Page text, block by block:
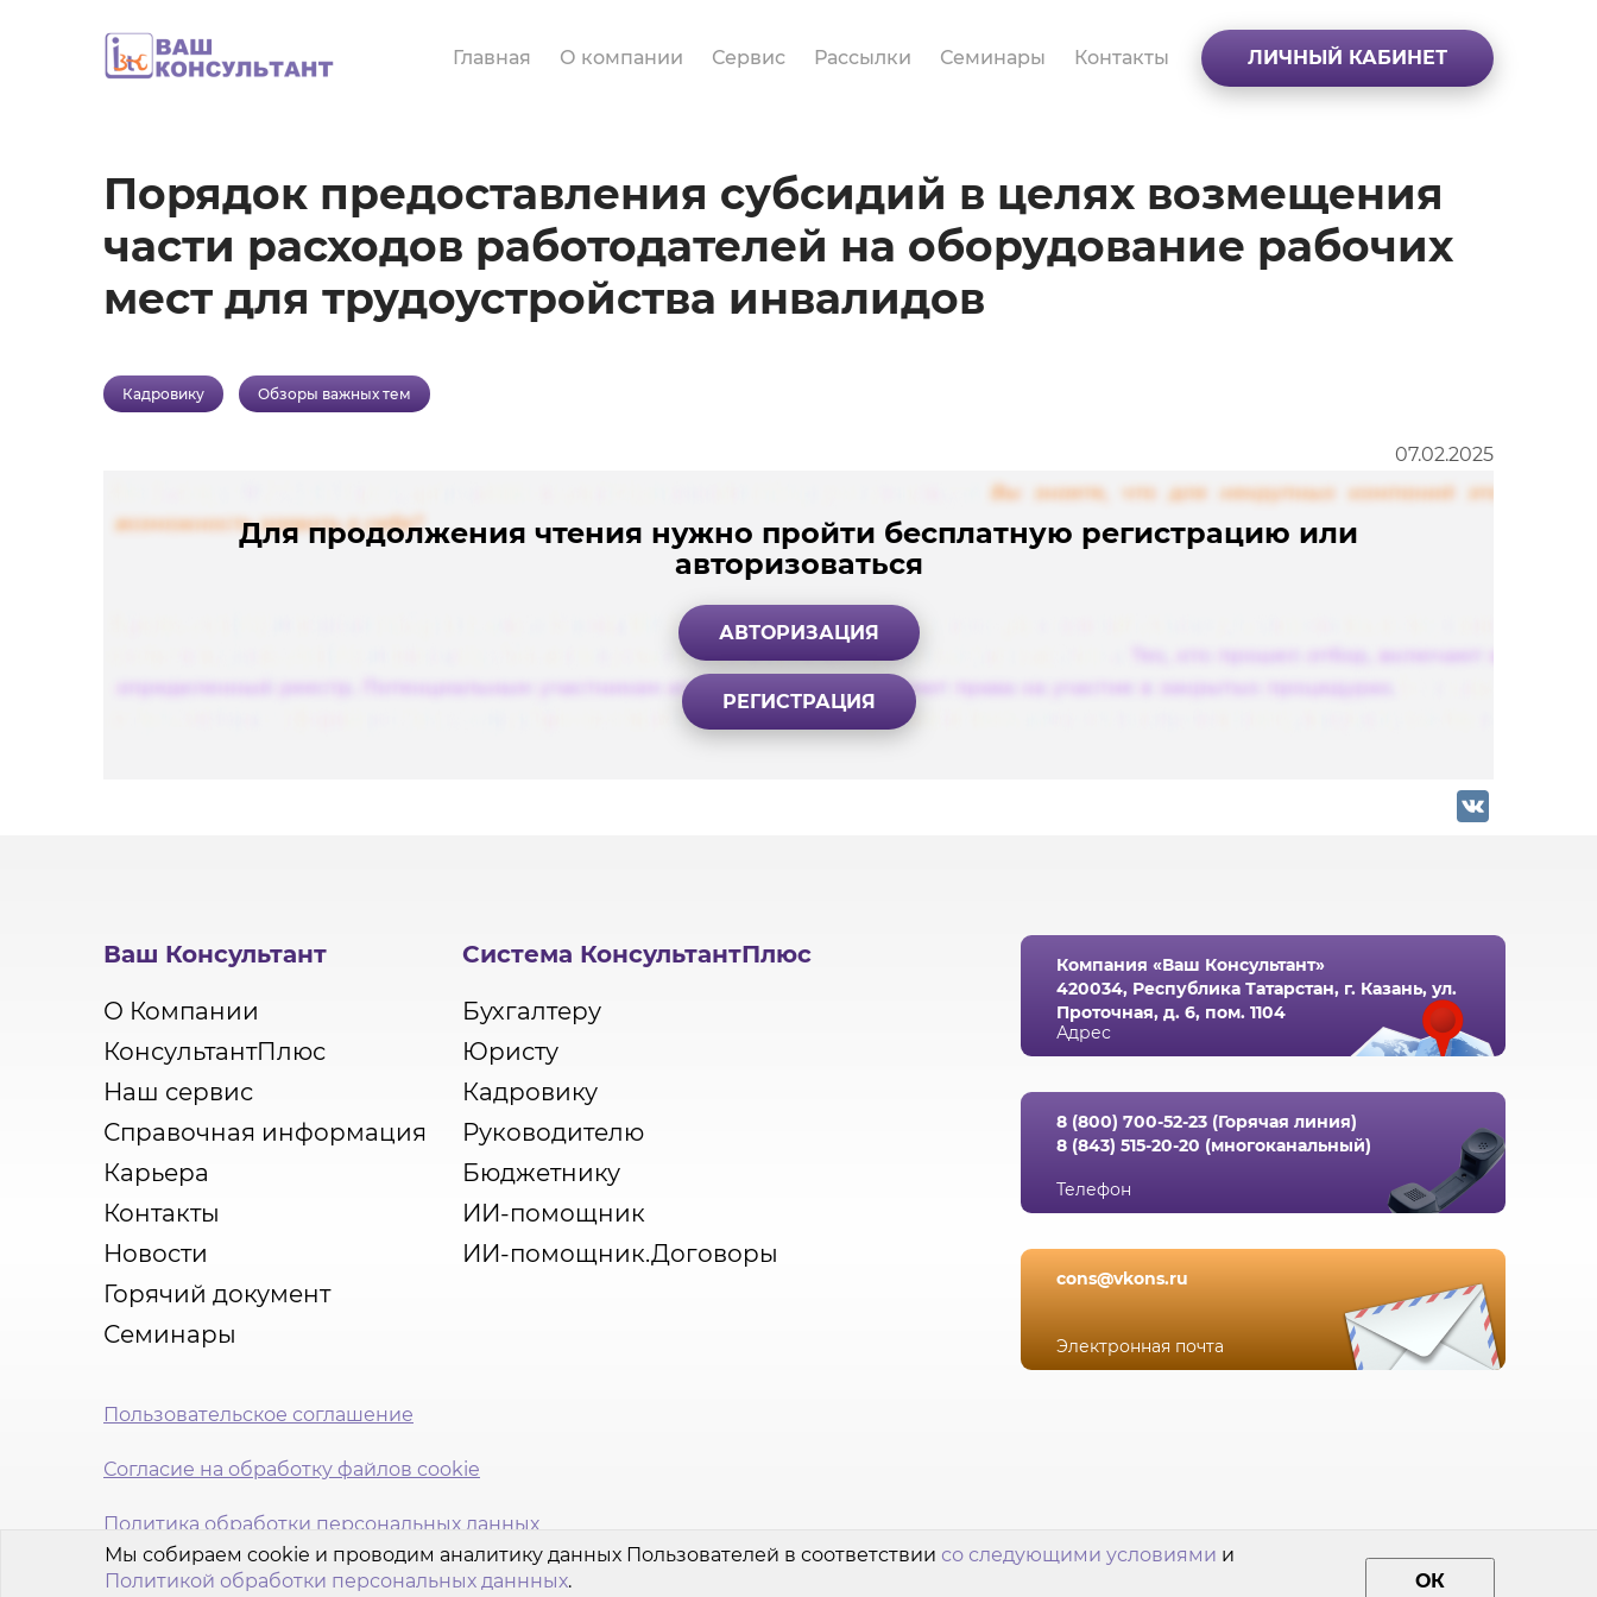
основному
Главная О компании Сервис Рассылки Семинары Контакты ЛИЧНЫЙ КАБИНЕТ
Порядок предоставления субсидий в целях возмещения
части расходов работодателей на оборудование рабочих
мест для трудоустройства инвалидов
Кадровику Обзоры важных тем
07.02.2025
Для продолжения чтения нужно пройти бесплатную регистрацию или
авторизоваться
АВТОРИЗАЦИЯ
РЕГИСТРАЦИЯ
Ваш Консультант
О Компании
КонсультантПлюс
Наш сервис
Справочная информация
Карьера
Контакты
Новости
Горячий документ
Семинары
Система КонсультантПлюс
Бухгалтеру
Юристу
Кадровику
Руководителю
Бюджетнику
ИИ-помощник
ИИ-помощник.Договоры
Компания «Ваш Консультант»
420034, Республика Татарстан, г. Казань, ул.
Проточная, д. 6, пом. 1104
Адрес
8 (800) 700-52-23 (Горячая линия)
8 (843) 515-20-20 (многоканальный)
Телефон
cons@vkons.ru
Электронная почта
Пользовательское соглашение
Согласие на обработку файлов cookie
Политика обработки персональных данных
Мы собираем cookie и проводим аналитику данных Пользователей в соответствии со следующими условиями и
Политикой обработки персональных даннных.
ОК